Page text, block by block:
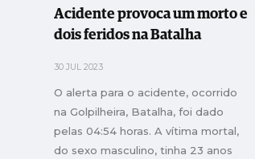
Acidente provoca um morto e
dois feridos na Batalha
30 JUL 2023
O alerta para o acidente, ocorrido
na Golpilheira, Batalha, foi dado
pelas 04:54 horas. A vítima mortal,
do sexo masculino, tinha 23 anos